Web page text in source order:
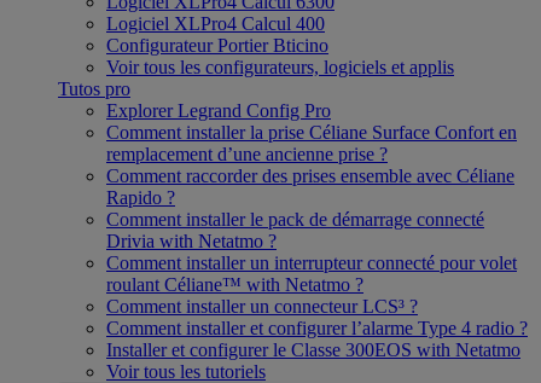
Logiciel XLPro4 Calcul 400
Configurateur Portier Bticino
Voir tous les configurateurs, logiciels et applis
Tutos pro
Explorer Legrand Config Pro
Comment installer la prise Céliane Surface Confort en
remplacement d’une ancienne prise ?
Comment raccorder des prises ensemble avec Céliane
Rapido ?
Comment installer le pack de démarrage connecté
Drivia with Netatmo ?
Comment installer un interrupteur connecté pour volet
roulant Céliane™ with Netatmo ?
Comment installer un connecteur LCS³ ?
Comment installer et configurer l’alarme Type 4 radio ?
Installer et configurer le Classe 300EOS with Netatmo
Voir tous les tutoriels